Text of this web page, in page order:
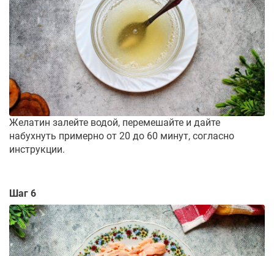
Желатин залейте водой, перемешайте и дайте
набухнуть примерно от 20 до 60 минут, согласно
инструкции.
Шаг 6